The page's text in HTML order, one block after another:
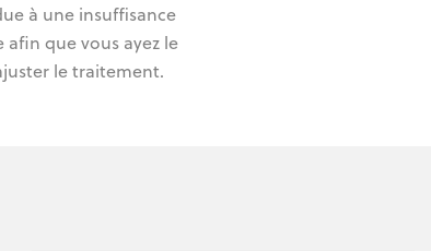
à une insuffisance
afin que vous ayez le
le traitement.